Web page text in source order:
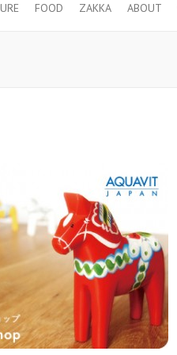
FOOD ZAKKA ABOUT